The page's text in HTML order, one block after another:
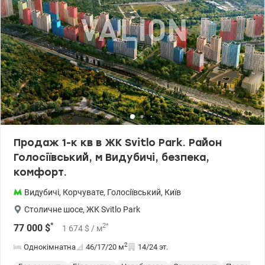
доступності). т.044 200 10 80 Valion.ua/1065475
Продаж 1-к кв в ЖК Svitlo Park. Район
Голосіївський, м Видубичі, безпека,
комфорт.
Видубичі, Корчувате, Голосіївський, Київ
Столичне шосе, ЖК Svitlo Park
77 000 $* 1 674 $ / м2*
Однокімнатна 46/17/20 м2 14/24 эт.